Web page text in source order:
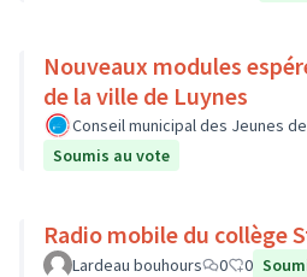
Nouveaux modules
de la ville de Luynes
Conseil municipal des Jeunes
Soumis au vote
Radio mobile du collège
Lardeau bouhours 0 0